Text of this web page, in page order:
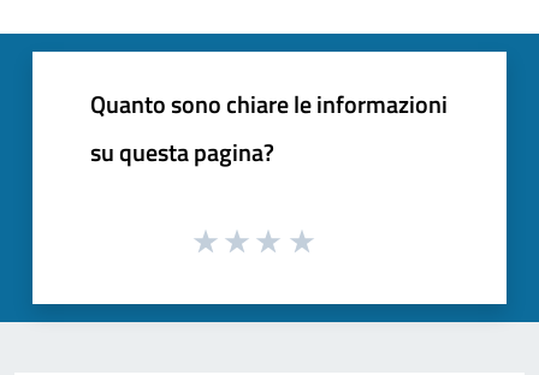
Quanto sono chiare le informazioni
su questa pagina?